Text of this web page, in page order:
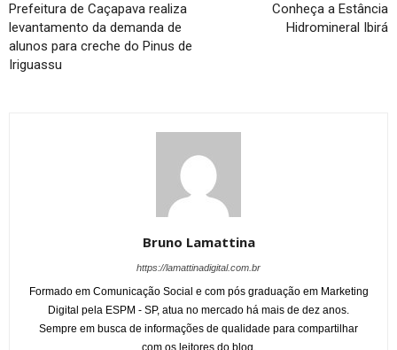
Prefeitura de Caçapava realiza
levantamento da demanda de
alunos para creche do Pinus de
Iriguassu
Conheça a Estância
Hidromineral Ibirá
Bruno Lamattina
https://lamattinadigital.com.br
Formado em Comunicação Social e com pós graduação em Marketing
Digital pela ESPM - SP, atua no mercado há mais de dez anos.
Sempre em busca de informações de qualidade para compartilhar
com os leitores do blog.